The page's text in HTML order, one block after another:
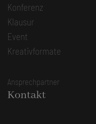
Konferenz
Klausur
Event
Kreativformate
Ansprechpartner
Kontakt